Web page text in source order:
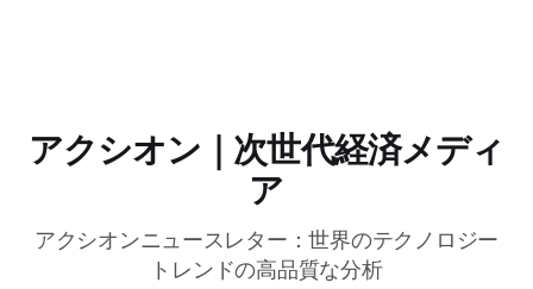
アクシオン｜次世代経済メディ
ア
アクシオンニュースレター：世界のテクノロジー
トレンドの高品質な分析